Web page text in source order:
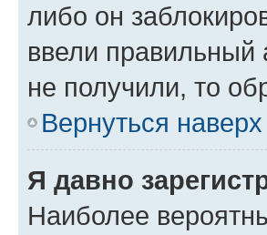
либо он
ввели правильный
не получили, то
Вернуться наверх
Я давно
Наиболее